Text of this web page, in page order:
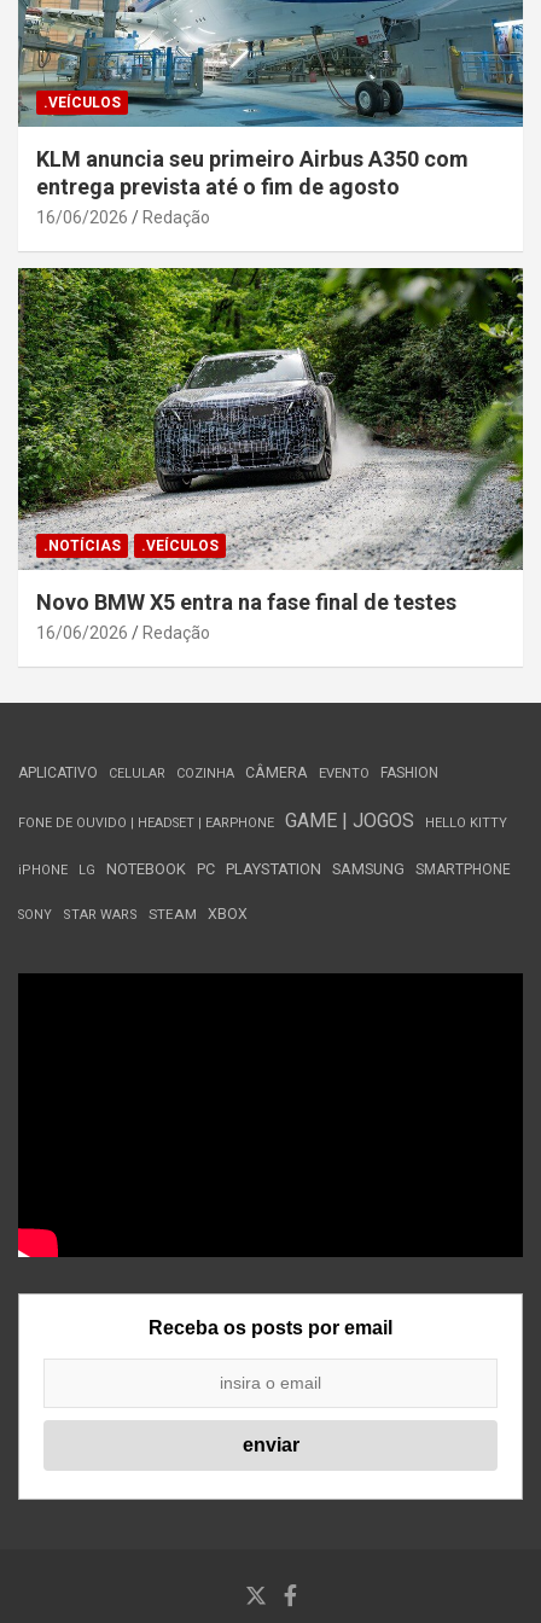
.VEÍCULOS
KLM anuncia seu primeiro Airbus A350 com
entrega prevista até o fim de agosto
16/06/2026 Redação
.NOTÍCIAS .VEÍCULOS
Novo BMW X5 entra na fase final de testes
16/06/2026 Redação
APLICATIVO CELULAR COZINHA CÂMERA EVENTO FASHION
FONE DE OUVIDO | HEADSET | EARPHONE GAME | JOGOS HELLO KITTY
iPHONE LG NOTEBOOK PC PLAYSTATION SAMSUNG SMARTPHONE
SONY STAR WARS STEAM XBOX
Receba os posts por email